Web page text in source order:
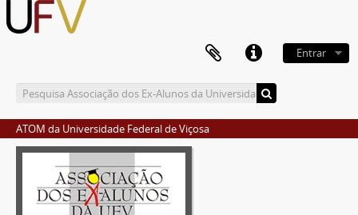
Entrar
ATOM da Universidade Federal de Viçosa